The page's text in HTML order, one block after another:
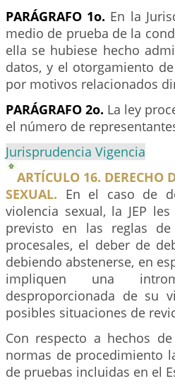
PARÁGRAFO 1o. En la
medio de prueba de la
ella se hubiese hecho
datos, y el otorgamiento
por motivos relacionados
PARÁGRAFO 2o. La ley
el número de
Jurisprudencia Vigencia
ARTÍCULO 16. DERECHO
SEXUAL. En el caso de
violencia sexual, la JEP
previsto en las reglas de
procesales, el deber de
debiendo abstenerse, en
impliquen una
desproporcionada de su
posibles situaciones de
Con respecto a hechos
normas de procedimiento
de pruebas incluidas en el